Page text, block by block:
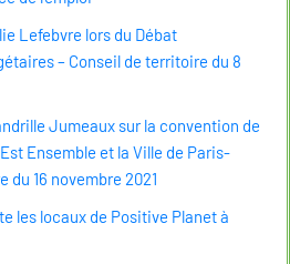
Lefebvre lors du Débat
– Conseil de territoire du 8
Jumeaux sur la convention de
Ensemble et la Ville de Paris-
du 16 novembre 2021
les locaux de Positive Planet à